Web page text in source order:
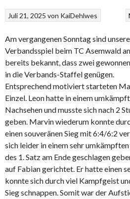
Juli 21, 2025 von KaiDehlwes
Am vergangenen Sonntag sind
Verbandsspiel beim TC Asemwald
bereits bekannt, dass zwei
in die Verbands-Staffel genügen.
Entsprechend motiviert starteten
Einzel. Leon hatte in einem
Nachsehen und musste sich nach 2
geben. Marvin wiederum konnte
einen souveränen Sieg mit 6:4/6:2
sich leider in einem sehr
des 1. Satz am Ende geschlagen
auf Fabian gerichtet. Er hatte einen
konnte sich durch viel Kampfgeist
Sieg schnappen. Somit war der